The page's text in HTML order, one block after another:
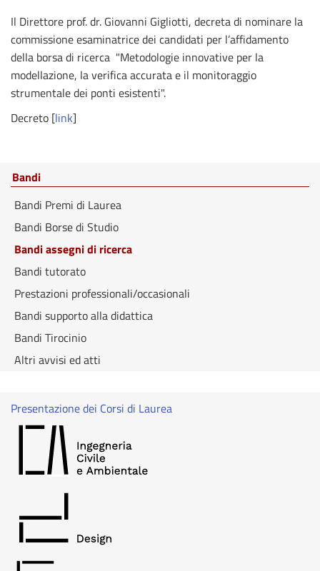
Il Direttore prof. dr. Giovanni Gigliotti, decreta di nominare la
commissione esaminatrice dei candidati per l’affidamento
della borsa di ricerca "Metodologie innovative per la
modellazione, la verifica accurata e il monitoraggio
strumentale dei ponti esistenti".
Decreto [link]
Bandi
Bandi Premi di Laurea
Bandi Borse di Studio
Bandi assegni di ricerca
Bandi tutorato
Prestazioni professionali/occasionali
Bandi supporto alla didattica
Bandi Tirocinio
Altri avvisi ed atti
Presentazione dei Corsi di Laurea